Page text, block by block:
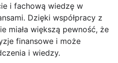
i fachową wiedzę w
Dzięki współpracy z
miała większą pewność, że
finansowe i może
i wiedzy.